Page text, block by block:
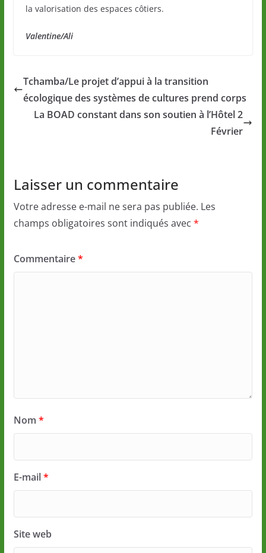
la valorisation des espaces côtiers.
Valentine/Ali
Tchamba/Le projet d’appui à la transition
écologique des systèmes de cultures prend corps
La BOAD constant dans son soutien à l’Hôtel 2
Février
Laisser un commentaire
Votre adresse e-mail ne sera pas publiée. Les
champs obligatoires sont indiqués avec *
Commentaire*
Nom *
E-mail*
Site web